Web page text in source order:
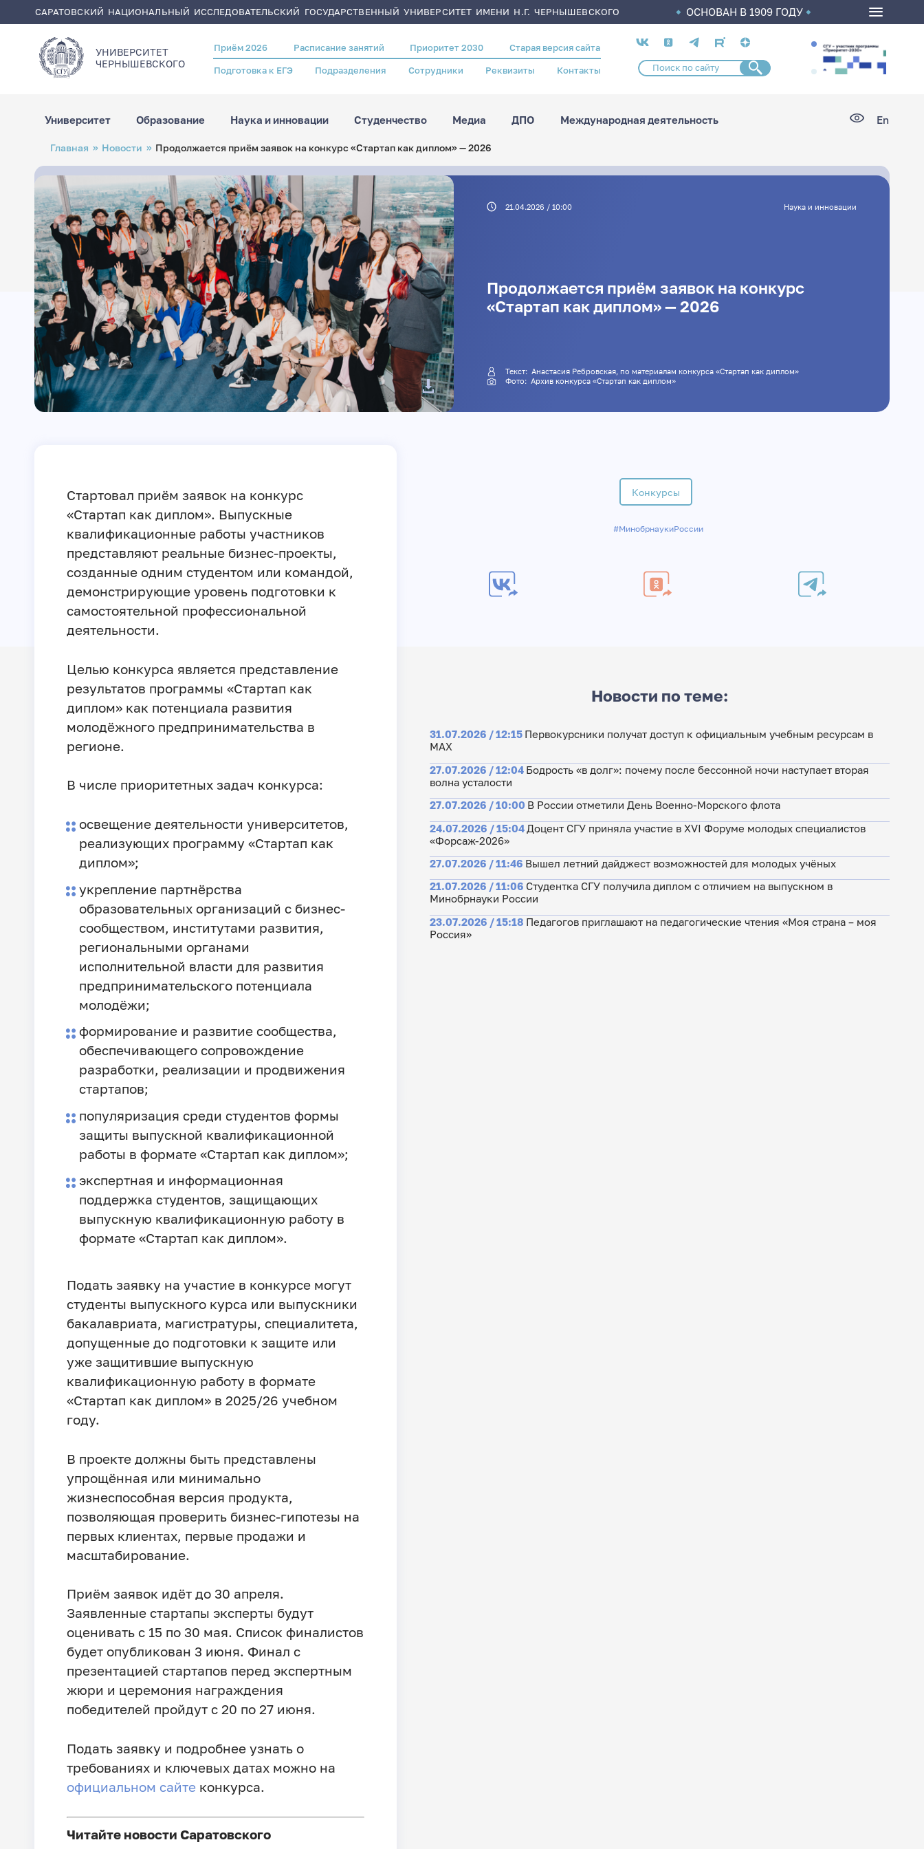
содержанию
САРАТОВСКИЙ НАЦИОНАЛЬНЫЙ ИССЛЕДОВАТЕЛЬСКИЙ ГОСУДАРСТВЕННЫЙ УНИВЕРСИТЕТ ИМЕНИ Н.Г. ЧЕРНЫШЕВСКОГО ОСНОВАН В 1909 ГОДУ
УНИВЕРСИТЕТ
ЧЕРНЫШЕВСКОГO
Header
menu
Приём 2026 Расписание занятий Приоритет 2030 Старая версия сайта
Подготовка к ЕГЭ Подразделения Сотрудники Реквизиты Контакты
Социальные
сети
Университет Образование Наука и инновации Студенчество Медиа ДПО Международная деятельность En
Строка
навигации
Главная Новости Продолжается приём заявок на конкурс «Стартап как диплом» — 2026
21.04.2026 / 10:00 Наука и инновации
Продолжается приём заявок на конкурс
«Стартап как диплом» — 2026
Текст: Анастасия Ребровская, по материалам конкурса «Стартап как диплом»
Фото: Архив конкурса «Стартап как диплом»
Стартовал приём заявок на конкурс
«Стартап как диплом». Выпускные
квалификационные работы участников
представляют реальные бизнес-проекты,
созданные одним студентом или командой,
демонстрирующие уровень подготовки к
самостоятельной профессиональной
деятельности.
Целью конкурса является представление
результатов программы «Стартап как
диплом» как потенциала развития
молодёжного предпринимательства в
регионе.
В числе приоритетных задач конкурса:
освещение деятельности университетов,
реализующих программу «Стартап как
диплом»;
укрепление партнёрства
образовательных организаций с бизнес-
сообществом, институтами развития,
региональными органами
исполнительной власти для развития
предпринимательского потенциала
молодёжи;
формирование и развитие сообщества,
обеспечивающего сопровождение
разработки, реализации и продвижения
стартапов;
популяризация среди студентов формы
защиты выпускной квалификационной
работы в формате «Стартап как диплом»;
экспертная и информационная
поддержка студентов, защищающих
выпускную квалификационную работу в
формате «Стартап как диплом».
Подать заявку на участие в конкурсе могут
студенты выпускного курса или выпускники
бакалавриата, магистратуры, специалитета,
допущенные до подготовки к защите или
уже защитившие выпускную
квалификационную работу в формате
«Стартап как диплом» в 2025/26 учебном
году.
В проекте должны быть представлены
упрощённая или минимально
жизнеспособная версия продукта,
позволяющая проверить бизнес-гипотезы на
первых клиентах, первые продажи и
масштабирование.
Приём заявок идёт до 30 апреля.
Заявленные стартапы эксперты будут
оценивать с 15 по 30 мая. Список финалистов
будет опубликован 3 июня. Финал с
презентацией стартапов перед экспертным
жюри и церемония награждения
победителей пройдут с 20 по 27 июня.
Подать заявку и подробнее узнать о
требованиях и ключевых датах можно на
официальном сайтеконкурса.
Читайте новости Саратовского
Конкурсы
#МинобрнаукиРоссии
Новости по теме:
31.07.2026 / 12:15 Первокурсники получат доступ к официальным учебным ресурсам в
МАХ
27.07.2026 / 12:04 Бодрость «в долг»: почему после бессонной ночи наступает вторая
волна усталости
27.07.2026 / 10:00 В России отметили День Военно-Морского флота
24.07.2026 / 15:04 Доцент СГУ приняла участие в XVI Форуме молодых специалистов
«Форсаж-2026»
27.07.2026 / 11:46 Вышел летний дайджест возможностей для молодых учёных
21.07.2026 / 11:06 Студентка СГУ получила диплом с отличием на выпускном в
Минобрнауки России
23.07.2026 / 15:18 Педагогов приглашают на педагогические чтения «Моя страна – моя
Россия»